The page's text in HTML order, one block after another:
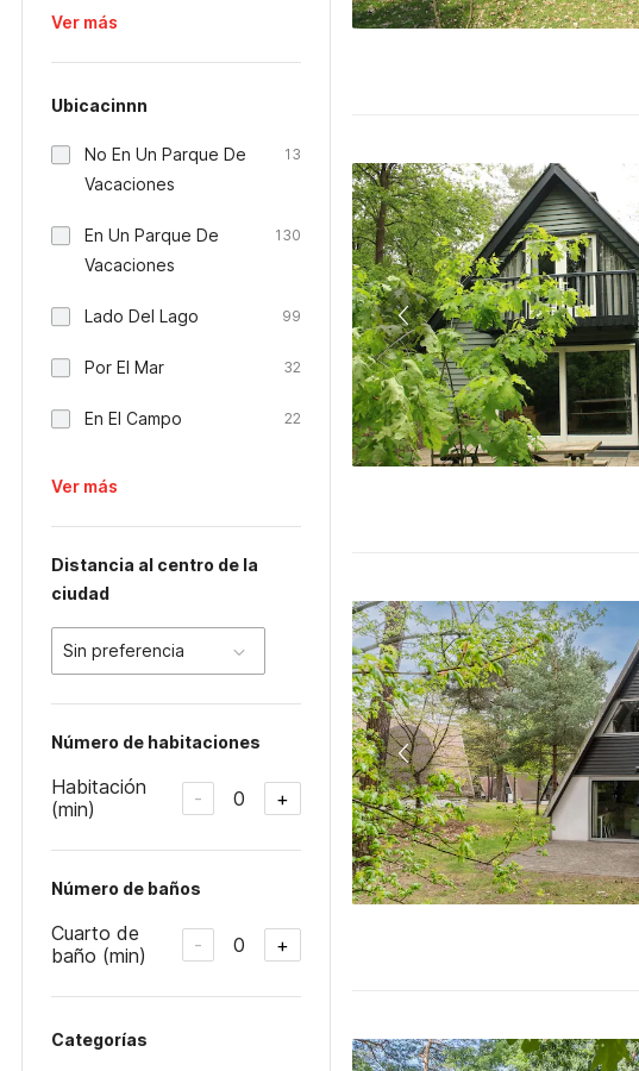
Ver más
Ubicacinnn
No En Un Parque De
Vacaciones
13
En Un Parque De
Vacaciones
130
Lado Del Lago 99
Por El Mar 32
En El Campo 22
Ver más
Distancia al centro de la
ciudad
Sin preferencia
Número de habitaciones
Habitación
(min)
- 0 +
Número de baños
Cuarto de
baño (min)
- 0 +
Categorías